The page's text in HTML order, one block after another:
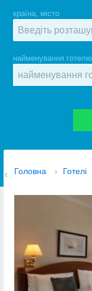
країна, місто
найменування готелю
Головна › Готелі